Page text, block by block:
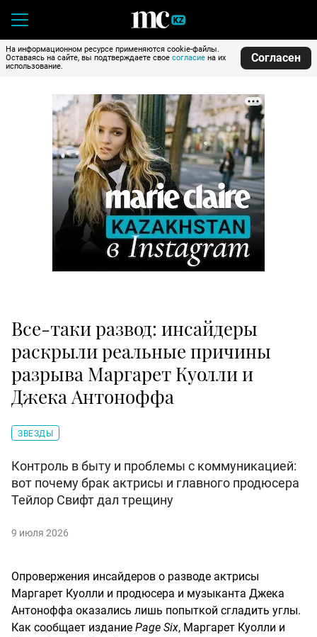
На информационном ресурсе применяются cookie-файлы.
Оставаясь на сайте, вы подтверждаете свое согласие на их
использование.
Согласен
Все-таки развод: инсайдеры
раскрыли реальные причины
разрыва Маргарет Куолли и
Джека Антоноффа
ЗВЕЗДЫ
Контроль в быту и проблемы с коммуникацией:
вот почему брак актрисы и главного продюсера
Тейлор Свифт дал трещину
9 июля 2026
Опровержения инсайдеров о разводе актрисы
Маргарет Куолли и продюсера и музыканта Джека
Антоноффа оказались лишь попыткой сгладить углы.
Как сообщает издание Page Six, Маргарет Куолли и